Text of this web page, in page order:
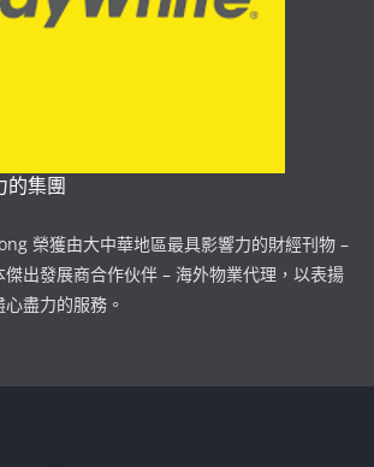
的集團
榮獲由大中華地區最具影響力的財經刊物 –
出發展商合作伙伴 – 海外物業代理，以表揚
盡力的服務。